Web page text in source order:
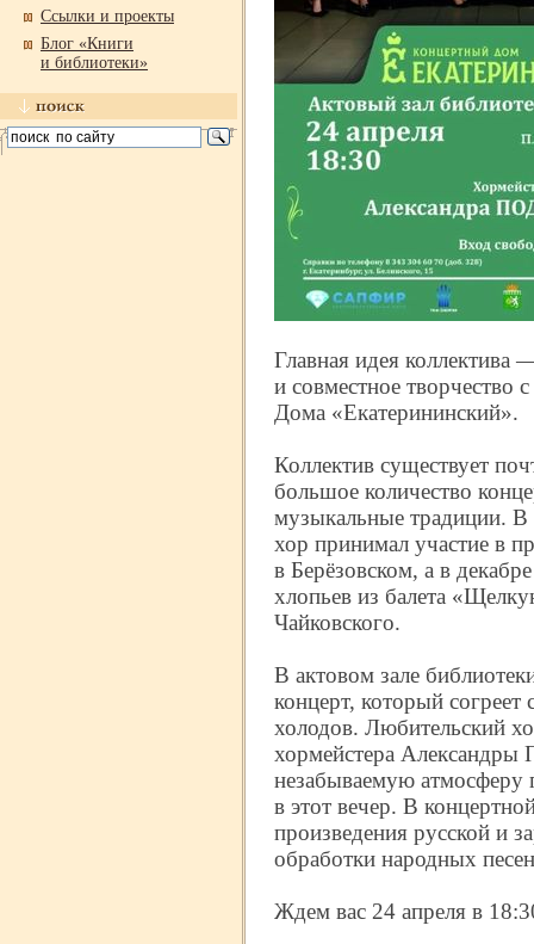
Ссылки и проекты
Блог «Книги
и библиотеки»
Главная идея коллектива
и совместное творчество
Дома «Екатерининский».
Коллектив существует
большое количество
музыкальные традиции. В
хор принимал участие в
в Берёзовском, а в
хлопьев из балета
Чайковского.
В актовом зале
концерт, который согреет
холодов. Любительский
хормейстера Александры
незабываемую атмосферу
в этот вечер. В
произведения русской и
обработки народных
Ждем вас 24 апреля в